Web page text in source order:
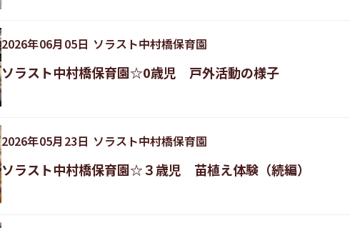
2026年06月05日 ソラスト中村橋保育園
ソラスト中村橋保育園☆0歳児 戸外活動の様子
2026年05月23日 ソラスト中村橋保育園
ソラスト中村橋保育園☆３歳児 苗植え体験（続編）